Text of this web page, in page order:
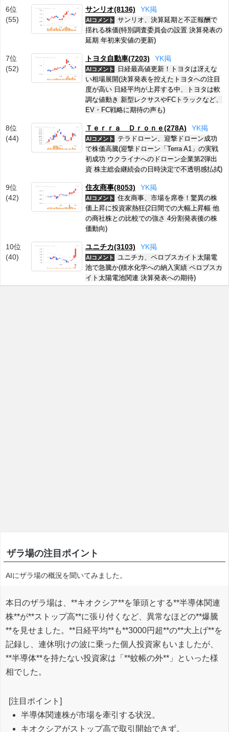
6位
(55)
サンリオ(8136) YK掲
AIコメント
サンリオ、決算延期と不正報酬で
揺れる株価(特別調査委員会の設置 決算発表の
延期 年初来安値の更新)
7位
(52)
トヨタ自動車(7203) YK掲
AIコメント
日経最高値更新！トヨタは冴えな
い相場展開(決算発表を控えたトヨタへの注目
度が高い 日経平均が上昇する中、トヨタは軟
調な値動き 新型レクサスやFCトラックなど、
EV・FC戦略に期待の声も)
8位
(44)
Ｔｅｒｒａ Ｄｒｏｎｅ(278A) YK掲
AIコメント
テラドローン、迎撃ドローン成功
で株価高騰(迎撃ドローン「Terra A1」の実戦
初成功 ウクライナへのドローン企業第2弾出
資 株主総会継続会の日時決定で不透明感払拭)
9位
(42)
住友商事(8053) YK掲
AIコメント
住友商事、市場を席巻！驚異の株
価上昇に投資家熱狂(2日間での大幅上昇幅 他
の商社株との比較での強さ 4分割発表後の株
価動向)
10位
(40)
ユニチカ(3103) YK掲
AIコメント
ユニチカ、ペロブスカイト太陽電
池で急騰か(積水化学への納入実績 ペロブスカ
イト太陽電池関連 決算発表への期待)
ザラ場の注目ポイント
AIにザラ場の概況を聞いてみました。
本日のザラ場は、**キオクシア**を筆頭とする**半導体関連
株**が**ストップ高**に張り付くなど、異常なほどの**爆騰
**を見せました。**日経平均**も**3000円超**の**大上げ**を
記録し、連休明けの波に乗った個人投資家もいましたが、
**半導体**を持たない投資家は「**蚊帳の外**」といった様
相でした。
[注目ポイント]
半導体関連株が市場を牽引する状況。
キオクシアがストップ高で取引開始できず。